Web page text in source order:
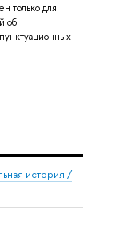
только для
об
история /